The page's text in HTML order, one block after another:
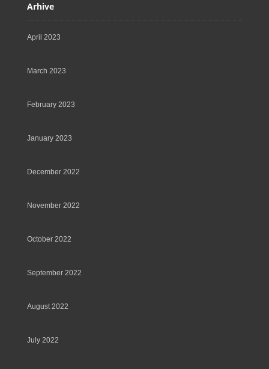
Arhive
April 2023
March 2023
February 2023
January 2023
December 2022
November 2022
October 2022
September 2022
August 2022
July 2022